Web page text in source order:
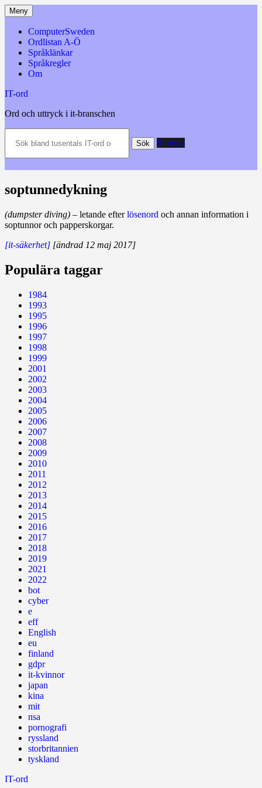
Hoppa
till
innehåll
Meny
ComputerSweden
Ordlistan A-Ö
Språklänkar
Språkregler
Om
IT-ord
Ord och uttryck i it-branschen
bland
och
datatermer
Sök Slumpa
soptunnedykning
(dumpster diving) – letande efterlösenord och annan information i
sop­tunnor och papperskorgar.
[it-säkerhet] [ändrad 12 maj 2017]
Populära taggar
1984
1993
1995
1996
1997
1998
1999
2001
2002
2003
2004
2005
2006
2007
2008
2009
2010
2011
2012
2013
2014
2015
2016
2017
2018
2019
2021
2022
bot
cyber
e
eff
English
eu
finland
gdpr
it-kvinnor
japan
kina
mit
nsa
pornografi
ryssland
storbritannien
tyskland
IT-ord